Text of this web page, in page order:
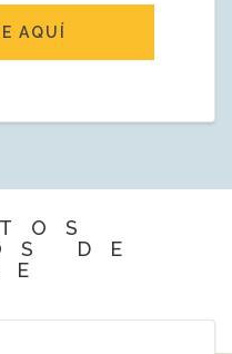
AQUÍ
DE